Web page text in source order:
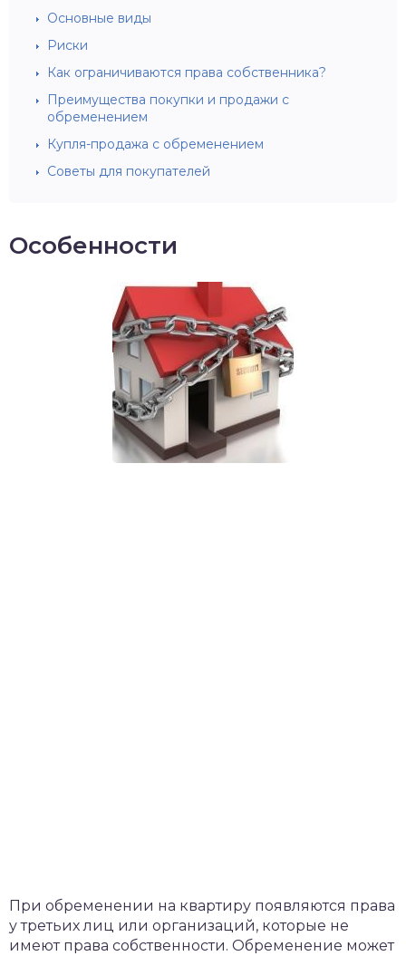
Основные виды
Риски
Как ограничиваются права собственника?
Преимущества покупки и продажи с
обременением
Купля-продажа с обременением
Советы для покупателей
Особенности
При обременении на квартиру появляются права
у третьих лиц или организаций, которые не
имеют права собственности. Обременение может